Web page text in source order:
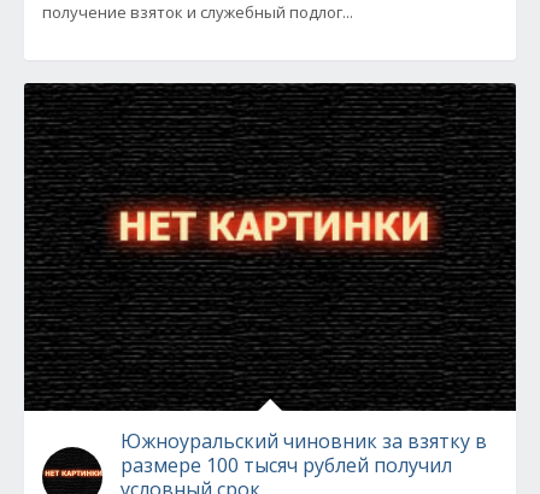
получение взяток и служебный подлог...
Южноуральский чиновник за взятку в
размере 100 тысяч рублей получил